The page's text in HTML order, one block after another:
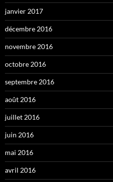
janvier 2017
décembre 2016
novembre 2016
octobre 2016
septembre 2016
août 2016
juillet 2016
juin 2016
mai 2016
avril 2016